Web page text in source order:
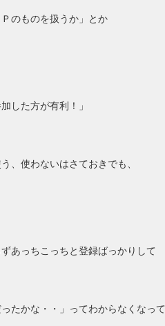
のものを扱うか」とか
した方が有利！」
、使わないはさておきでも、
あっちこっちと登録ばっかりして
たかな・・」ってわからなくなって